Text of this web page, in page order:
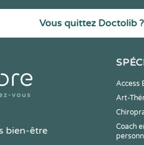
Vous quittez Doctolib
bien-être
Access
Art-
Coach